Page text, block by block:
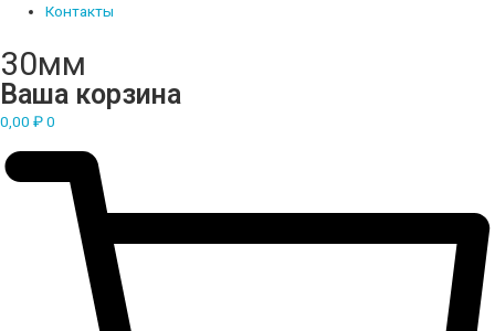
Контакты
30мм
Ваша корзина
0,00 ₽0